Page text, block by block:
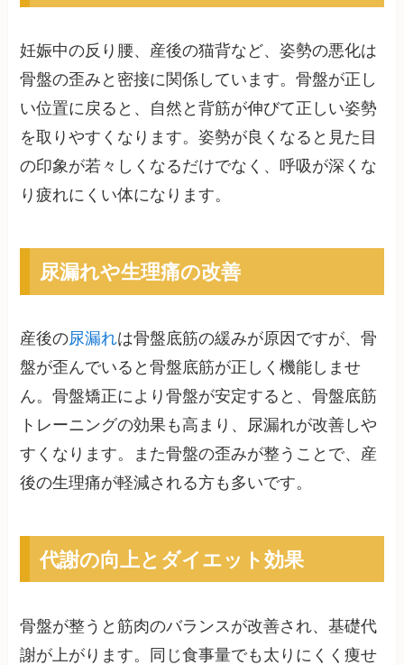
妊娠中の反り腰、産後の猫背など、姿勢の悪化は
骨盤の歪みと密接に関係しています。骨盤が正し
い位置に戻ると、自然と背筋が伸びて正しい姿勢
を取りやすくなります。姿勢が良くなると見た目
の印象が若々しくなるだけでなく、呼吸が深くな
り疲れにくい体になります。
尿漏れや生理痛の改善
産後の尿漏れは骨盤底筋の緩みが原因ですが、骨
盤が歪んでいると骨盤底筋が正しく機能しませ
ん。骨盤矯正により骨盤が安定すると、骨盤底筋
トレーニングの効果も高まり、尿漏れが改善しや
すくなります。また骨盤の歪みが整うことで、産
後の生理痛が軽減される方も多いです。
代謝の向上とダイエット効果
骨盤が整うと筋肉のバランスが改善され、基礎代
謝が上がります。同じ食事量でも太りにくく痩せ